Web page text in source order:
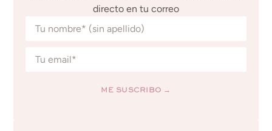
directo en tu correo
ME SUSCRIBO →